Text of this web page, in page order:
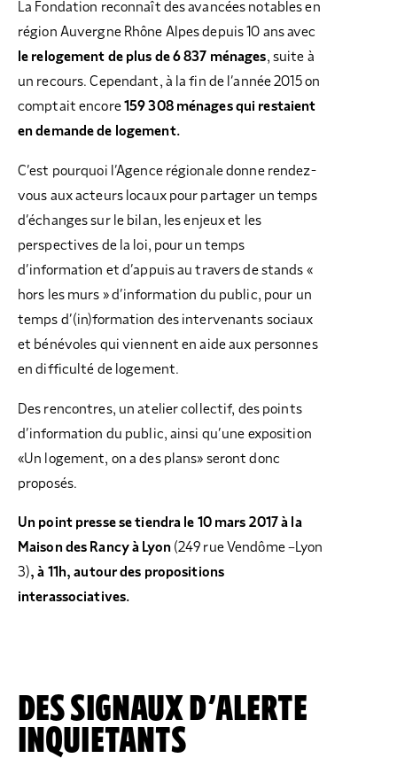
La Fondation reconnaît des avancées notables en
région Auvergne Rhône Alpes depuis 10 ans avec
le relogement de plus de 6 837 ménages, suite à
un recours. Cependant, à la fin de l’année 2015 on
comptait encore159 308 ménages qui restaient
en demande de logement.
C’est pourquoi l’Agence régionale donne rendez-
vous aux acteurs locaux pour partager un temps
d’échanges sur le bilan, les enjeux et les
perspectives de la loi, pour un temps
d’information et d’appuis au travers de stands «
hors les murs » d’information du public, pour un
temps d’(in)formation des intervenants sociaux
et bénévoles qui viennent en aide aux personnes
en difficulté de logement.
Des rencontres, un atelier collectif, des points
d’information du public, ainsi qu’une exposition
«Un logement, on a des plans» seront donc
proposés.
Un point presse se tiendra le 10 mars 2017 à la
Maison des Rancy à Lyon (249 rue Vendôme –Lyon
3), à 11h, autour des propositions
interassociatives.
DES SIGNAUX D’ALERTE
INQUIETANTS